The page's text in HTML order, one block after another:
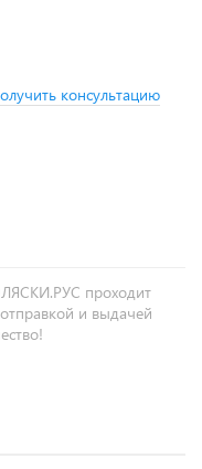
консультацию
проходит
и выдачей